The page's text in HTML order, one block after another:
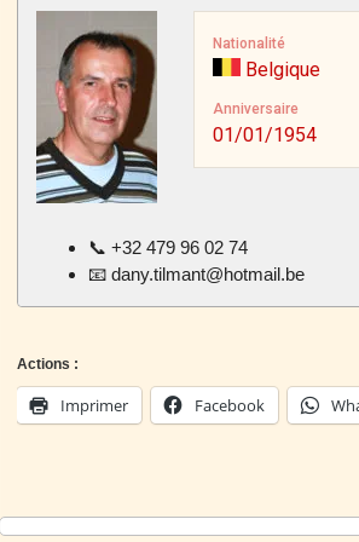
Nationalité
Belgique
Anniversaire
01/01/1954
📞 +32 479 96 02 74
📧 dany.tilmant@hotmail.be
Actions :
Imprimer Facebook